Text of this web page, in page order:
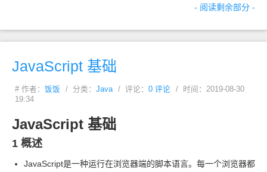
- 阅读剩余部分 -
JavaScript 基础
# 作者： 饭饭 / 分类： Java / 评论： 0 评论
/ 时间：2019-08-30
19:34
JavaScript 基础
1 概述
JavaScript是一种运行在浏览器端的脚本语言。每一个浏览器都